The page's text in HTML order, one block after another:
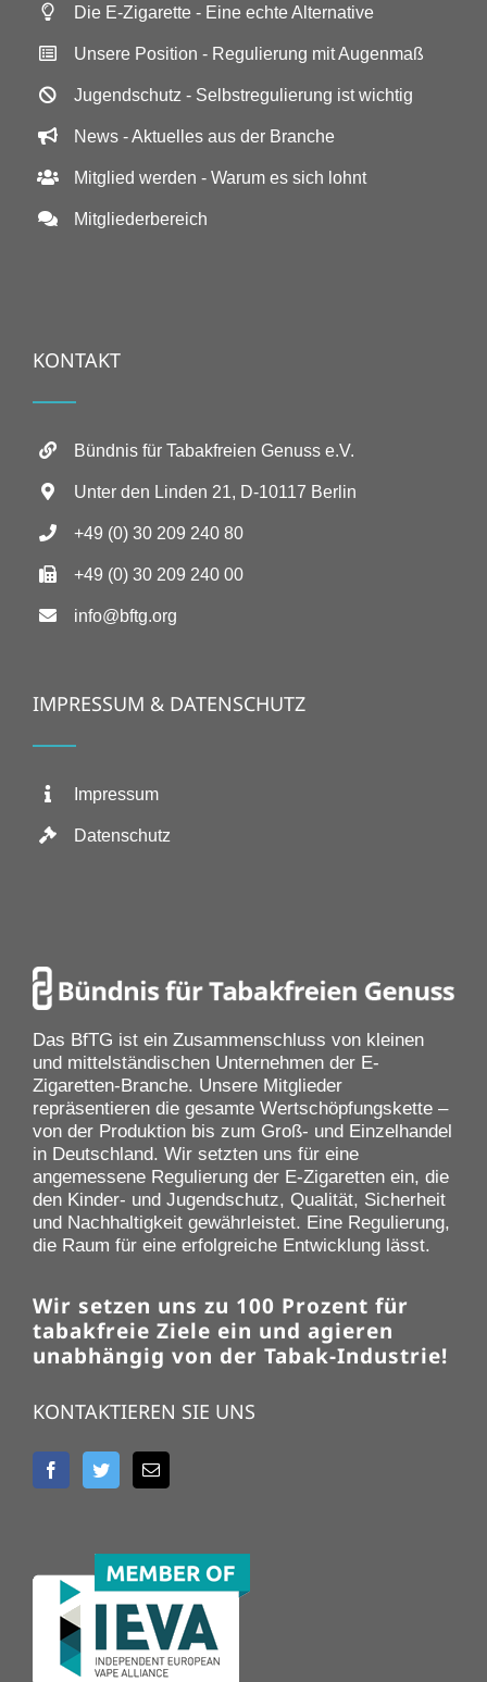
Die E-Zigarette - Eine echte Alternative
Unsere Position - Regulierung mit Augenmaß
Jugendschutz - Selbstregulierung ist wichtig
News - Aktuelles aus der Branche
Mitglied werden - Warum es sich lohnt
Mitgliederbereich
KONTAKT
Bündnis für Tabakfreien Genuss e.V.
Unter den Linden 21, D-10117 Berlin
+49 (0) 30 209 240 80
+49 (0) 30 209 240 00
info@bftg.org
IMPRESSUM & DATENSCHUTZ
Impressum
Datenschutz
Das BfTG ist ein Zusammenschluss von kleinen
und mittelständischen Unternehmen der E-
Zigaretten-Branche. Unsere Mitglieder
repräsentieren die gesamte Wertschöpfungskette –
von der Produktion bis zum Groß- und Einzelhandel
in Deutschland. Wir setzten uns für eine
angemessene Regulierung der E-Zigaretten ein, die
den Kinder- und Jugendschutz, Qualität, Sicherheit
und Nachhaltigkeit gewährleistet. Eine Regulierung,
die Raum für eine erfolgreiche Entwicklung lässt.
Wir setzen uns zu 100 Prozent für
tabakfreie Ziele ein und agieren
unabhängig von der Tabak-Industrie!
KONTAKTIEREN SIE UNS